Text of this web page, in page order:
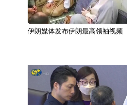
伊朗媒体发布伊朗最高领袖视频